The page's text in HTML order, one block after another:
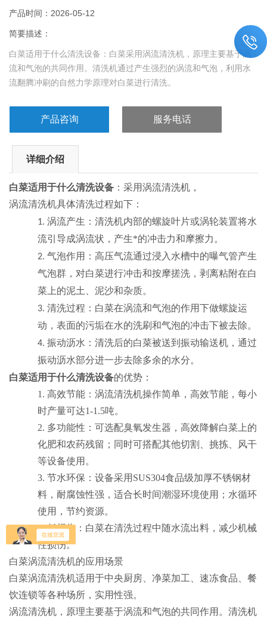
产品时间：2026-05-12
简要描述：
白菜适用于什么清洗设备：白菜采用涡流清洗机，原理‌主要基于涡
流和气泡的共同作用。清洗机通过产生强烈的涡流和气泡，利用水
流翻腾冲刷的自然力学原理对白菜进行清洗。
产品咨询 服务电话
详细介绍
白菜适用于什么清洗设备 ：采用涡流清洗机，
涡流清洗机具体清洗过程如下：
1.涡流产生 ：清洗机内部的螺旋叶片或涡轮装置将水
流引导成涡流状，产生*的冲击力和摩擦力 。
2.气泡作用 ：高压气流通过浸入水槽中的曝气管产生
气泡群，对白菜进行冲击和按摩搓洗，剥离粘附在白
菜上的泥土、泥沙和杂质。
3.清洗过程 ：白菜在涡流和气泡的作用下做螺旋运
动，表面的污垢在水的洗刷和气泡的冲击下被去除。
4.振动沥水 ：清洗后的白菜被送到振动输送机，通过
振动沥水部分进一步去除多余的水分。
白菜适用于什么清洗设备的优势：
1. ‌高效节能 ：涡流清洗机操作简单，高效节能，每小
时产量可达1-1.5吨。
2. ‌ 多功能性 ：可选配臭氧发生器，高效降解白菜上的
化肥和农药残留；同时可搭配其他切割、挑拣、风干
等设备使用 。
3. ‌节水环保 ：设备采用 SUS304食品级加厚不锈钢材
料，耐腐蚀性强，适合长时间潮湿环境使用；水循环
使用，节约资源。
4. ‌低损伤 ：白菜在清洗过程中随水流出料，减少机械
性损伤。
白菜涡流清洗机的应用场景
白菜涡流清洗机适用于中央厨房、净菜加工、速冻食品、餐
饮连锁等各种场所，实用性强。
涡流清洗机，原理‌主要基于涡流和气泡的共同作用。清洗机